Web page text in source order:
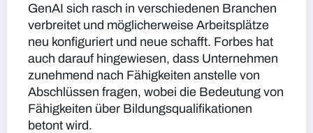
GenAI sich rasch in verschiedenen Branchen
verbreitet und möglicherweise Arbeitsplätze
neu konfiguriert und neue schafft. Forbes hat
auch darauf hingewiesen, dass Unternehmen
zunehmend nach Fähigkeiten anstelle von
Abschlüssen fragen, wobei die Bedeutung von
Fähigkeiten über Bildungsqualifikationen
betont wird.